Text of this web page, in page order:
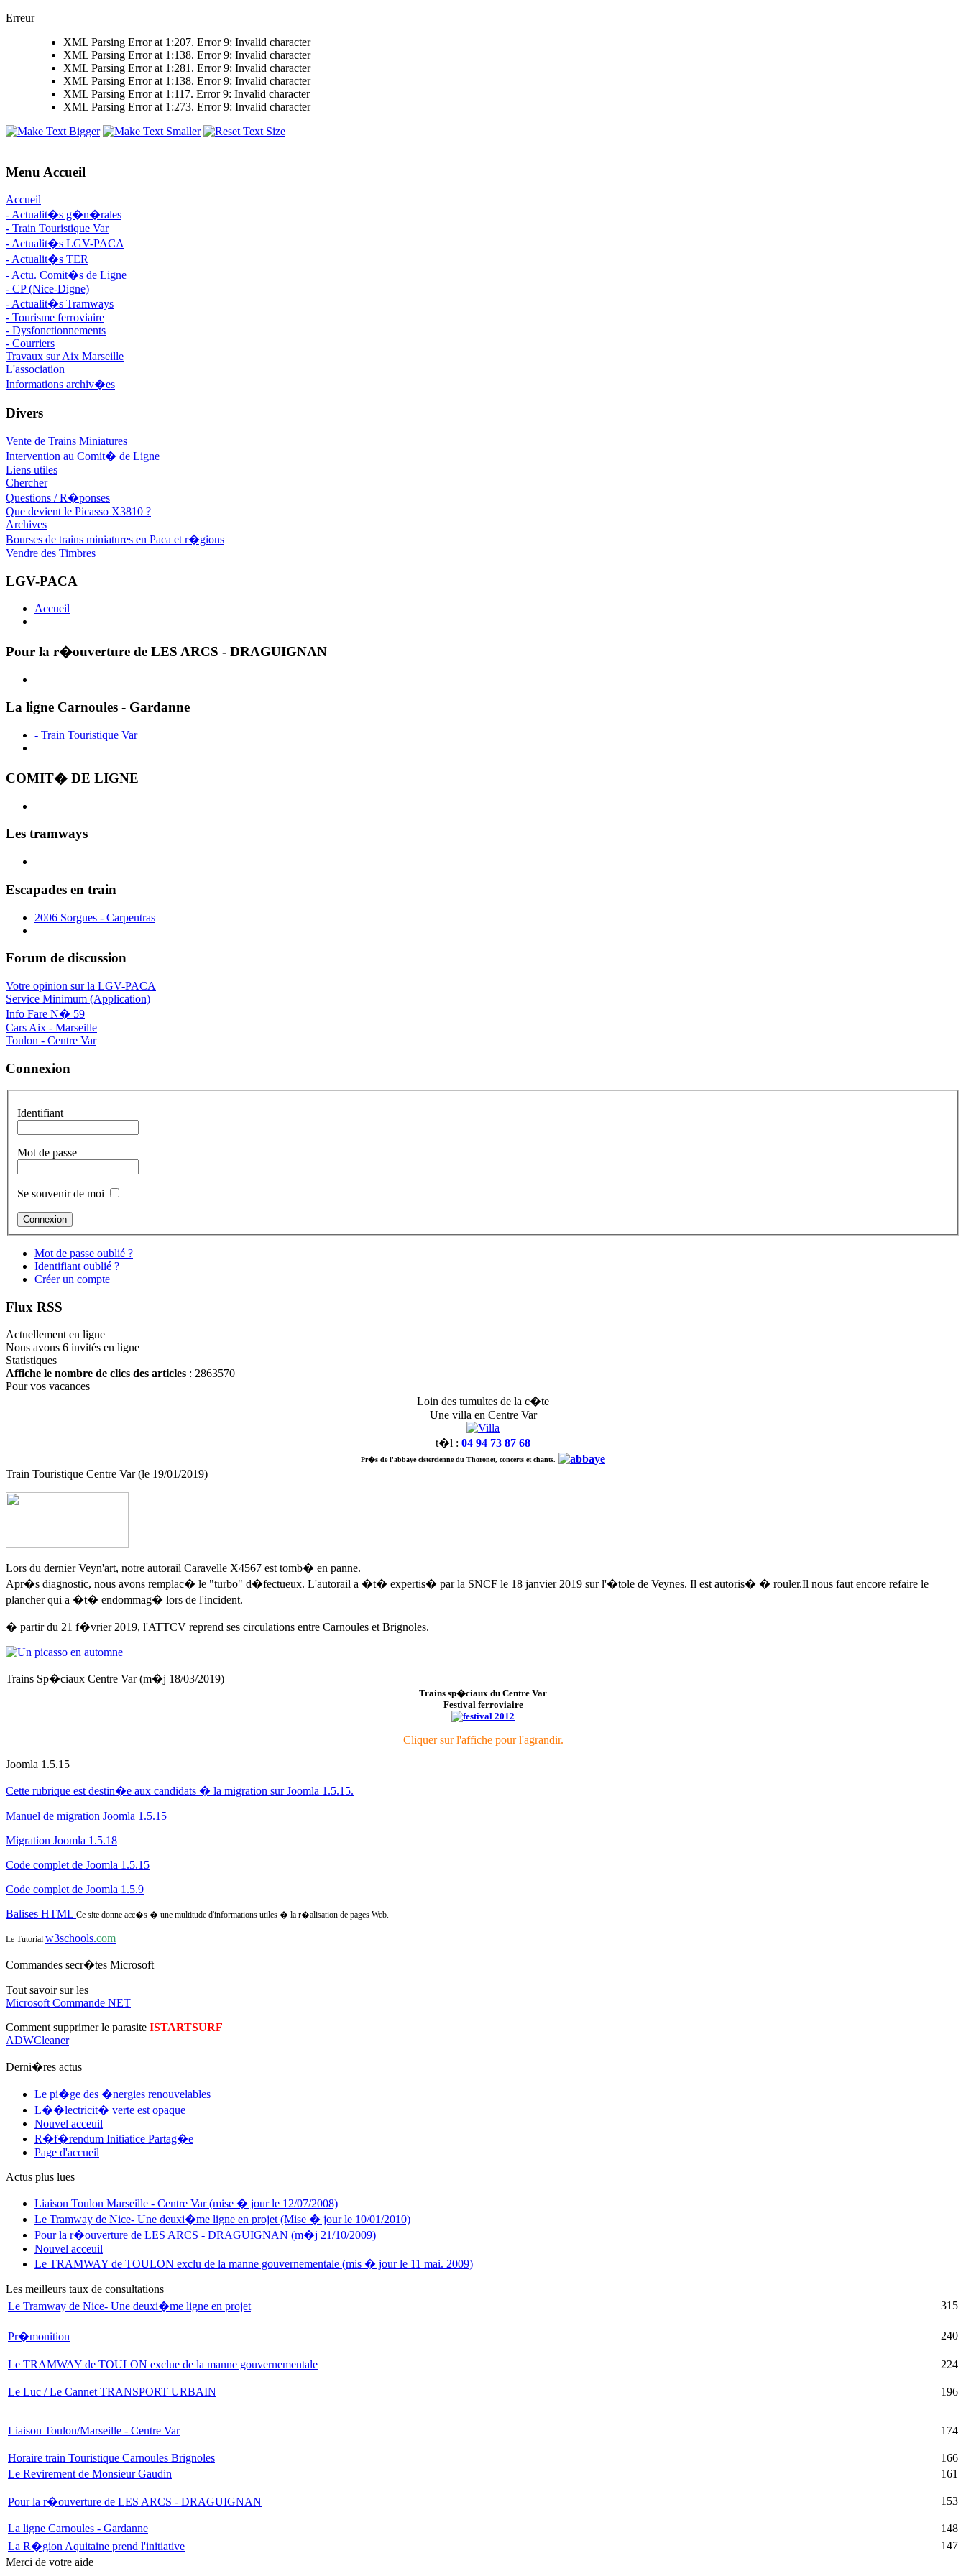
Erreur
XML Parsing Error at 1:207. Error 9: Invalid character
XML Parsing Error at 1:138. Error 9: Invalid character
XML Parsing Error at 1:281. Error 9: Invalid character
XML Parsing Error at 1:138. Error 9: Invalid character
XML Parsing Error at 1:117. Error 9: Invalid character
XML Parsing Error at 1:273. Error 9: Invalid character
Menu Accueil
Accueil
- Actualit�s g�n�rales
- Train Touristique Var
- Actualit�s LGV-PACA
- Actualit�s TER
- Actu. Comit�s de Ligne
- CP (Nice-Digne)
- Actualit�s Tramways
- Tourisme ferroviaire
- Dysfonctionnements
- Courriers
Travaux sur Aix Marseille
L'association
Informations archiv�es
Divers
Vente de Trains Miniatures
Intervention au Comit� de Ligne
Liens utiles
Chercher
Questions / R�ponses
Que devient le Picasso X3810 ?
Archives
Bourses de trains miniatures en Paca et r�gions
Vendre des Timbres
LGV-PACA
Accueil
Pour la r�ouverture de LES ARCS - DRAGUIGNAN
La ligne Carnoules - Gardanne
- Train Touristique Var
COMIT� DE LIGNE
Les tramways
Escapades en train
2006 Sorgues - Carpentras
Forum de discussion
Votre opinion sur la LGV-PACA
Service Minimum (Application)
Info Fare N� 59
Cars Aix - Marseille
Toulon - Centre Var
Connexion
Identifiant
Mot de passe
Se souvenir de moi
Mot de passe oublié ?
Identifiant oublié ?
Créer un compte
Flux RSS
Actuellement en ligne
Nous avons 6 invités en ligne
Statistiques
Affiche le nombre de clics des articles : 2863570
Pour vos vacances
Loin des tumultes de la c�te
Une villa en Centre Var
t�l : 04 94 73 87 68
Pr�s de l'abbaye cistercienne du Thoronet, concerts et chants.
Train Touristique Centre Var (le 19/01/2019)
Lors du dernier Veyn'art, notre autorail Caravelle X4567 est tomb� en panne.
Apr�s diagnostic, nous avons remplac� le "turbo" d�fectueux. L'autorail a �t� expertis� par la SNCF le 18 janvier 2019 sur l'�tole de Veynes. Il est autoris� � rouler.Il nous faut encore refaire le
plancher qui a �t� endommag� lors de l'incident.
� partir du 21 f�vrier 2019, l'ATTCV reprend ses circulations entre Carnoules et Brignoles.
Trains Sp�ciaux Centre Var (m�j 18/03/2019)
Trains sp�ciaux du Centre Var
Festival ferroviaire
Cliquer sur l'affichepour l'agrandir.
Joomla 1.5.15
Cette rubrique est destin�e aux candidats � la migration sur Joomla 1.5.15.
Manuel de migration Joomla 1.5.15
Migration Joomla 1.5.18
Code complet de Joomla 1.5.15
Code complet de Joomla 1.5.9
Balises HTML Ce site donne acc�s � une multitude d'informations utiles � la r�alisation de pages Web.
Le Tutorial w3schools.com
Commandes secr�tes Microsoft
Tout savoir sur les
Microsoft Commande NET
Comment supprimer le parasite ISTARTSURF
ADWCleaner
Derni�res actus
Le pi�ge des �nergies renouvelables
L��lectricit� verte est opaque
Nouvel acceuil
R�f�rendum Initiatice Partag�e
Page d'accueil
Actus plus lues
Liaison Toulon Marseille - Centre Var (mise � jour le 12/07/2008)
Le Tramway de Nice- Une deuxi�me ligne en projet (Mise � jour le 10/01/2010)
Pour la r�ouverture de LES ARCS - DRAGUIGNAN (m�j 21/10/2009)
Nouvel acceuil
Le TRAMWAY de TOULON exclu de la manne gouvernementale (mis � jour le 11 mai. 2009)
Les meilleurs taux de consultations
Le Tramway de Nice- Une deuxi�me ligne en projet
315
Pr�monition 240
Le TRAMWAY de TOULON exclue de la manne gouvernementale 224
Le Luc / Le Cannet TRANSPORT URBAIN 196
Liaison Toulon/Marseille - Centre Var 174
Horaire train Touristique Carnoules Brignoles
166
Le Revirement de Monsieur Gaudin
161
Pour la r�ouverture de LES ARCS - DRAGUIGNAN 153
La ligne Carnoules - Gardanne
148
La R�gion Aquitaine prend l'initiative
147
Merci de votre aide